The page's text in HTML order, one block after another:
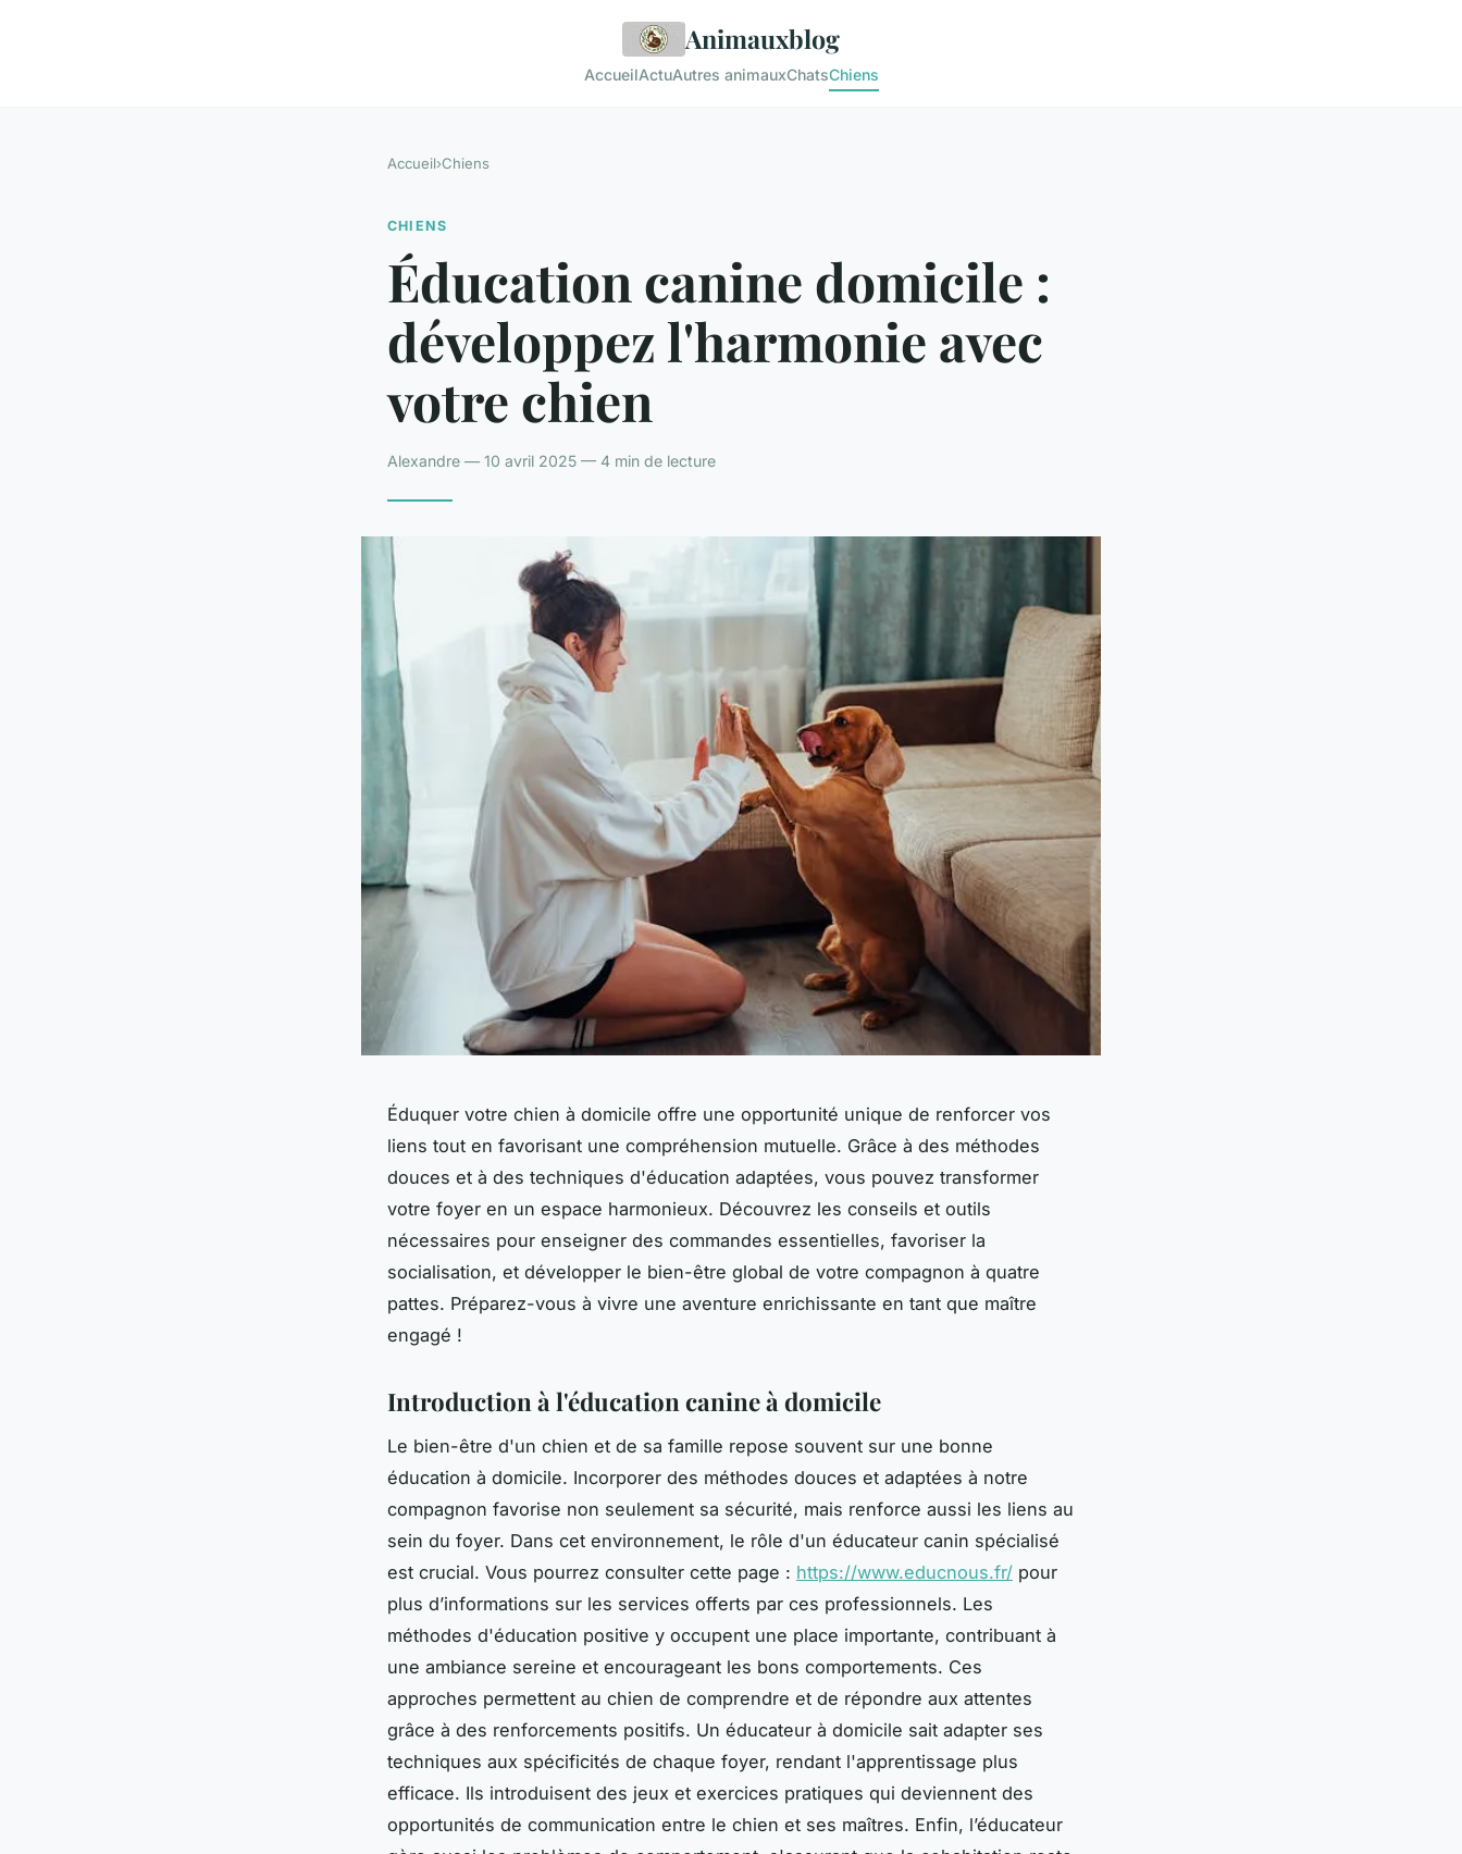
Animauxblog
AccueilActuAutres animauxChatsChiens
Accueil›Chiens
CHIENS
Éducation canine domicile :
développez l'harmonie avec
votre chien
Alexandre — 10 avril 2025 — 4 min de lecture
Éduquer votre chien à domicile offre une opportunité unique de renforcer vos
liens tout en favorisant une compréhension mutuelle. Grâce à des méthodes
douces et à des techniques d'éducation adaptées, vous pouvez transformer
votre foyer en un espace harmonieux. Découvrez les conseils et outils
nécessaires pour enseigner des commandes essentielles, favoriser la
socialisation, et développer le bien-être global de votre compagnon à quatre
pattes. Préparez-vous à vivre une aventure enrichissante en tant que maître
engagé !
Introduction à l'éducation canine à domicile
Le bien-être d'un chien et de sa famille repose souvent sur une bonne
éducation à domicile. Incorporer des méthodes douces et adaptées à notre
compagnon favorise non seulement sa sécurité, mais renforce aussi les liens au
sein du foyer. Dans cet environnement, le rôle d'un éducateur canin spécialisé
est crucial. Vous pourrez consulter cette page : https://www.educnous.fr/ pour
plus d’informations sur les services offerts par ces professionnels. Les
méthodes d'éducation positive y occupent une place importante, contribuant à
une ambiance sereine et encourageant les bons comportements. Ces
approches permettent au chien de comprendre et de répondre aux attentes
grâce à des renforcements positifs. Un éducateur à domicile sait adapter ses
techniques aux spécificités de chaque foyer, rendant l'apprentissage plus
efficace. Ils introduisent des jeux et exercices pratiques qui deviennent des
opportunités de communication entre le chien et ses maîtres. Enfin, l’éducateur